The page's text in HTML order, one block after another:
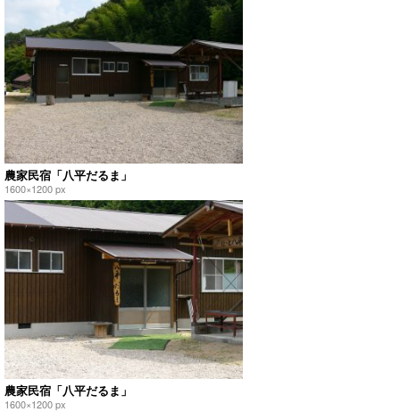
農家民宿「八平だるま」
1600×1200 px
農家民宿「八平だるま」
1600×1200 px